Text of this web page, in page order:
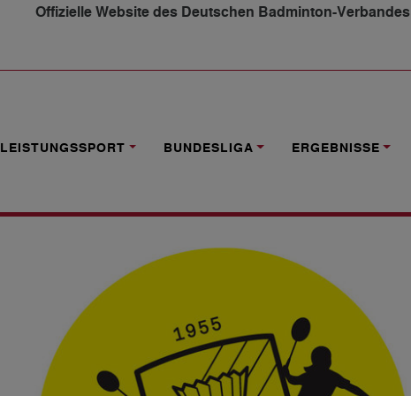
Offizielle Website des Deutschen Badminton-Verbandes
LEISTUNGSSPORT BUNDESLIGA ERGEBNISSE